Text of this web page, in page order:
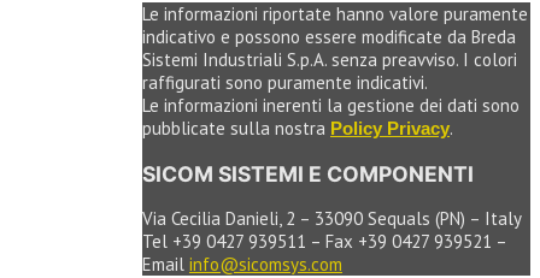
Le informazioni riportate hanno valore puramente
indicativo e possono essere modificate da Breda
Sistemi Industriali S.p.A. senza preavviso. I colori
raffigurati sono puramente indicativi.
Le informazioni inerenti la gestione dei dati sono
pubblicate sulla nostra Policy Privacy.
SICOM SISTEMI E COMPONENTI
Via Cecilia Danieli, 2 – 33090 Sequals (PN) – Italy
Tel +39 0427 939511 – Fax +39 0427 939521 –
Email info@sicomsys.com